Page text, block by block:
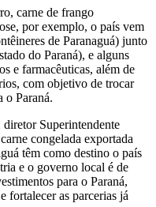
carne de frango
por exemplo, o país vem
de Paranaguá) junto
do Paraná), e alguns
e farmacêuticas, além de
com objetivo de trocar
o Paraná.
Superintendente
congelada exportada
têm como destino o país
e o governo local é de
para o Paraná,
fortalecer as parcerias já